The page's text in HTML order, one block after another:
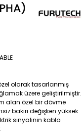
olarak tasarlanmış
üzere geliştirilmiştir.
alan özel bir dövme
bakırı değişken yüksek
sinyalinin kablo